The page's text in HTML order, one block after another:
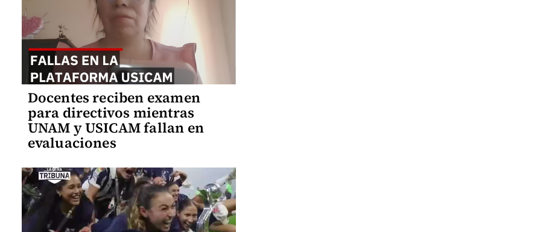
Docentes reciben examen
para directivos mientras
UNAM y USICAM fallan en
evaluaciones